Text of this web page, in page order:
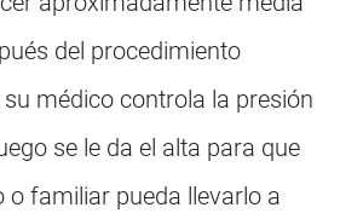
del procedimiento
médico controla la presión
se le da el alta para que
o familiar pueda llevarlo a